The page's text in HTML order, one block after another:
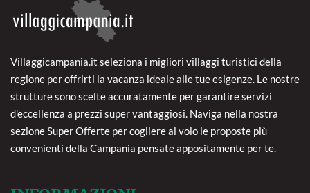
Villaggicampania.it seleziona i migliori villaggi turistici della
regione per offrirti la vacanza ideale alle tue esigenze. Le nostre
strutture sono scelte accuratamente per garantire servizi
d'eccellenza a prezzi super vantaggiosi. Naviga nella nostra
sezione Super Offerte per cogliere al volo le proposte più
convenienti della Campania pensate appositamente per te.